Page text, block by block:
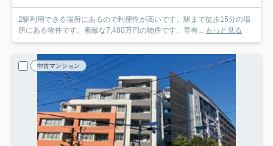
2駅利用できる場所にあるので利便性が高いです。駅まで徒歩15分の場
所にある物件です。素敵な7,480万円の物件です。専有... もっと見る
中古マンション